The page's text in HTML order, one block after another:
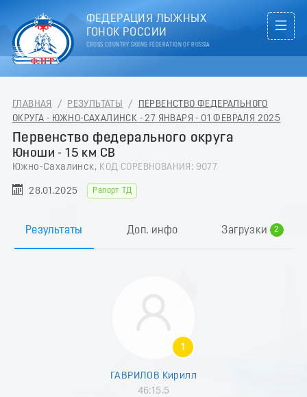
ФЕДЕРАЦИЯ ЛЫЖНЫХ
ГОНОК РОССИИ
CROSS COUNTRY SKIING FEDERATION OF RUSSIA
ГЛАВНАЯ / РЕЗУЛЬТАТЫ /
ПЕРВЕНСТВО ФЕДЕРАЛЬНОГО
ОКРУГА - ЮЖНО-САХАЛИНСК - 27 ЯНВАРЯ - 01 ФЕВРАЛЯ 2025
Первенство федерального округа
Юноши - 15 км СВ
Южно-Сахалинск, КОД СОРЕВНОВАНИЯ: 9077
28.01.2025 Рапорт ТД
Результаты Доп. инфо Загрузки
2
1
ГАВРИЛОВ Кирилл
46:15.5